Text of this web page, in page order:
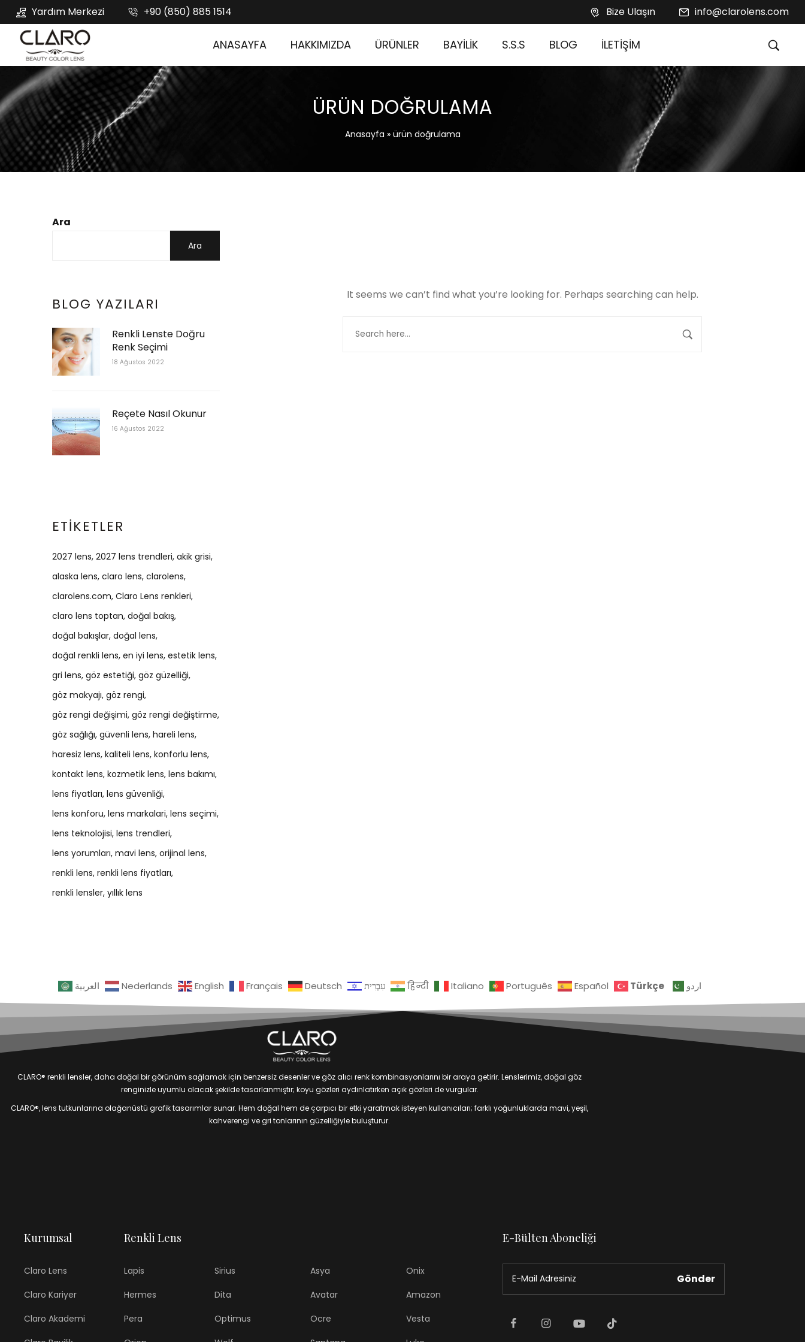
Yardım Merkezi +90 (850) 885 1514 Bize Ulaşın info@clarolens.com
ANASAYFA HAKKIMIZDA ÜRÜNLER BAYİLİK S.S.S BLOG İLETİŞİM
ÜRÜN DOĞRULAMA
Anasayfa » ürün doğrulama
Ara
Ara
BLOG YAZILARI
Renkli Lenste Doğru
Renk Seçimi
18 Ağustos 2022
Reçete Nasıl Okunur
16 Ağustos 2022
ETIKETLER
2027 lens 2027 lens trendleri akik grisi
alaska lens claro lens clarolens
clarolens.com Claro Lens renkleri
claro lens toptan doğal bakış
doğal bakışlar doğal lens
doğal renkli lens en iyi lens estetik lens
gri lens göz estetiği göz güzelliği
göz makyajı göz rengi
göz rengi değişimi göz rengi değiştirme
göz sağlığı güvenli lens hareli lens
haresiz lens kaliteli lens konforlu lens
kontakt lens kozmetik lens lens bakımı
lens fiyatları lens güvenliği
lens konforu lens markalari lens seçimi
lens teknolojisi lens trendleri
lens yorumları mavi lens orijinal lens
renkli lens renkli lens fiyatları
renkli lensler yıllık lens
It seems we can’t find what you’re looking for. Perhaps searching can help.
العربية Nederlands English Français Deutsch עִבְרִית हिन्दी Italiano Português Español Türkçe اردو
CLARO® renkli lensler, daha doğal bir görünüm sağlamak için benzersiz desenler ve göz alıcı renk kombinasyonlarını bir araya getirir. Lenslerimiz, doğal göz
renginizle uyumlu olacak şekilde tasarlanmıştır; koyu gözleri aydınlatırken açık gözleri de vurgular.
CLARO®, lens tutkunlarına olağanüstü grafik tasarımlar sunar. Hem doğal hem de çarpıcı bir etki yaratmak isteyen kullanıcıları; farklı yoğunluklarda mavi, yeşil,
kahverengi ve gri tonlarının güzelliğiyle buluşturur.
Kurumsal
Claro Lens
Claro Kariyer
Claro Akademi
Renkli Lens
Lapis
Hermes
Pera
Sirius
Dita
Optimus
Asya
Avatar
Ocre
Onix
Amazon
Vesta
E-Bülten Aboneliği
Gönder